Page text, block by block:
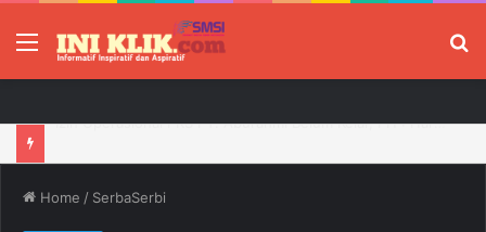
Menu
Home / SerbaSerbi